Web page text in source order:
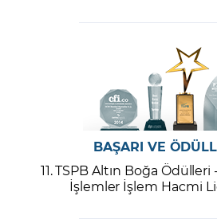
BAŞARI VE
11. TSPB Altın Boğa Ödülleri
İşlemler İşlem Hacmi